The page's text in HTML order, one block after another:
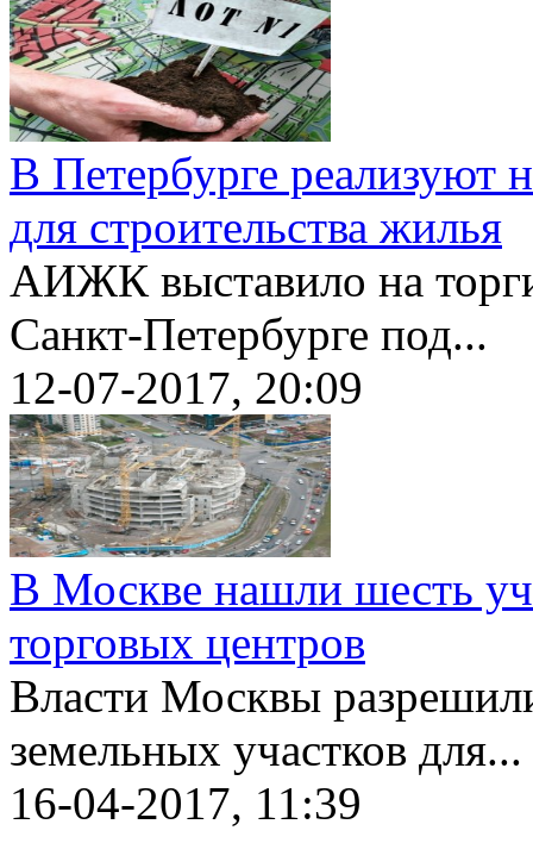
В Петербурге реализуют
для строительства жилья
АИЖК выставило на
Санкт-Петербурге под...
12-07-2017, 20:09
В Москве нашли шесть
торговых центров
Власти Москвы
земельных участков для...
16-04-2017, 11:39